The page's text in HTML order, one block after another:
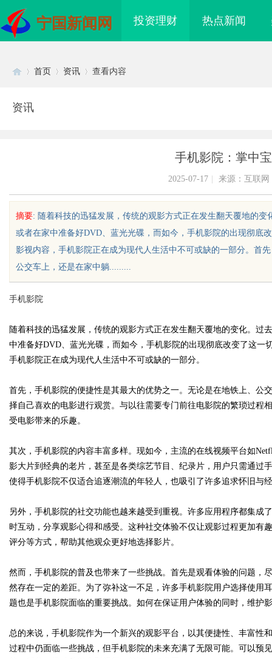
宁国新闻网 投资理财 热点新闻
sc
uz
!
Bo
首页 资讯 查看内容
资讯
手机影院：掌中
2025-07-17 来源：互联网
摘要: 随着科技的迅猛发展，传统的观影方式正在发生翻天覆地的
或者在家中准备好DVD、蓝光光碟，而如今，手机影院的出现彻底
影视内容，手机影院正在成为现代人生活中不可或缺的一部分。首
公交车上，还是在家中躺.........
手机影院
随着科技的迅猛发展，传统的观影方式正在发生翻天覆地的变化。过
中准备好DVD、蓝光光碟，而如今，手机影院的出现彻底改变了这
手机影院正在成为现代人生活中不可或缺的一部分。
首先，手机影院的便捷性是其最大的优势之一。无论是在地铁上、公
择自己喜欢的电影进行观赏。与以往需要专门前往电影院的繁琐过程
受电影带来的乐趣。
其次，手机影院的内容丰富多样。现如今，主流的在线视频平台如
影大片到经典的老片，甚至是各类综艺节目、纪录片，用户只需通过
使得手机影院不仅适合追逐潮流的年轻人，也吸引了许多追求怀旧与
另外，手机影院的社交功能也越来越受到重视。许多应用程序都集成
时互动，分享观影心得和感受。这种社交体验不仅让观影过程更加有
评分等方式，帮助其他观众更好地选择影片。
然而，手机影院的普及也带来了一些挑战。首先是观看体验的问题，
然存在一定的差距。为了弥补这一不足，许多手机影院用户选择使用
题也是手机影院面临的重要挑战。如何在保证用户体验的同时，维护
总的来说，手机影院作为一个新兴的观影平台，以其便捷性、丰富性
过程中仍面临一些挑战，但手机影院的未来充满了无限可能。可以预
实验室，标准化研